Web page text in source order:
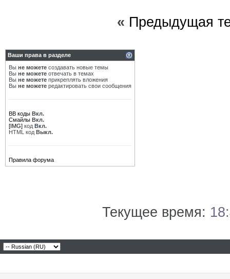
« Предыдущая
Ваши права в разделе
Вы не можете создавать новые темы
Вы не можете отвечать в темах
Вы не можете прикреплять вложения
Вы не можете редактировать свои сообщения
BB коды Вкл.
Смайлы Вкл.
[IMG] код Вкл.
HTML код Выкл.
Правила форума
Текущее время: